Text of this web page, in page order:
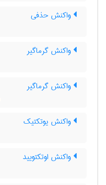
واکنش حذفی
واکنش گرماگیر
واکنش گرماگیر
واکنش یوتکتیک
واکنش اوتکتویید